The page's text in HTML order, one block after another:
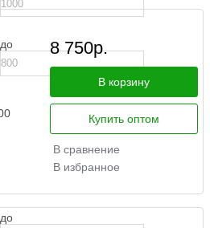
до
до
8 750р.
В корзину
Купить оптом
В сравнение
В избранное